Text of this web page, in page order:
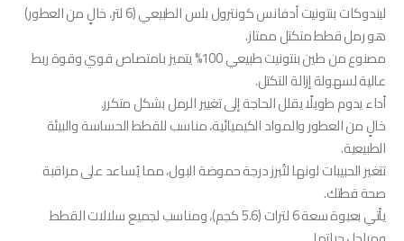
ليندوكات بنتونيت أدفانس كونترول بلس الطبيعي (6 لتر، خالٍ من العطور)
هو رمل قطط متكتل ممتاز.
مصنوع من طين بنتونيت طبيعي 100% يتميز بامتصاص قوي وقوة ربط
عالية لسهولة إزالة التكتل.
أداء يدوم طويلًا يقلل الحاجة إلى تغيير الرمل بشكل متكرر.
خالٍ من العطور والمواد الكيميائية، مناسب للقطط الحساسة والبيئة
الطبيعية.
تتغير الحبيبات لونها لتُبرز درجة حموضة البول، مما يُساعد على مراقبة
صحة قطتك.
يأتي بعبوة سعة 6 لترات (5.6 كجم)، ومناسب لجميع سلالات القطط